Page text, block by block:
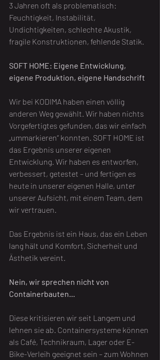
3 Jahren oft als problematisch:
Feuchtigkeit, Instabilität,
Undichtigkeiten, schlechte Akustik,
fragile Konstruktionen, fehlende Statik.
SOFT HOME: Eigene Entwicklung,
eigene Produktion, eigene Handschrift
Wir bei KODIMA haben einen völlig
anderen Weg gewählt. Wir haben nichts
Vorgefertigtes gefunden, das wir einfach
„ummarkieren“ konnten. SOFT HOME ist
das Ergebnis unserer eigenen
Entwicklung. Wir haben es entworfen,
verbessert, getestet – und fertigen es
heute in unserer eigenen Halle, unter
unserer Aufsicht, mit einem Team, dem
wir vertrauen.
Das Ergebnis ist ein Haus, das ein Leben
lang hält und Komfort, Sicherheit und
Ästhetik vereint.
Nein, wir sprechen nicht von
Containerbauten...
Diese kritisieren wir seit Langem und
lehnen sie ab. Containersysteme können
als Café, Technikraum, Lager oder E-
Bike-Verleih geeignet sein – zum Wohnen